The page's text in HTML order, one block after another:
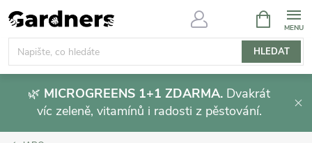
Přejít
na
obsah
HLEDAT
NÁKUPNÍ
KOŠÍK
🌿 MICROGREENS 1+1 ZDARMA. Dvakrát
víc zeleně, vitamínů i radosti z pěstování.